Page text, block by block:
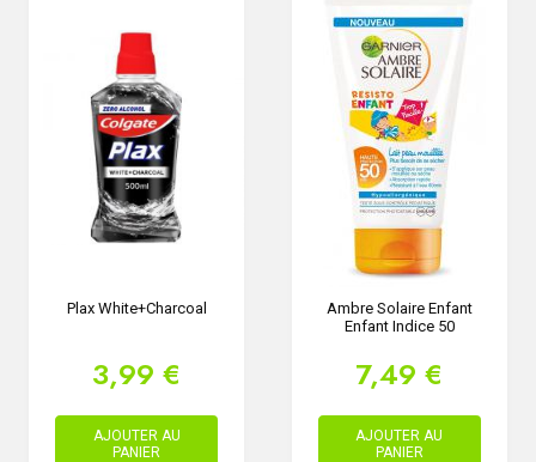
Plax White+Charcoal
3,99 €
AJOUTER AU
PANIER
Ambre Solaire Enfant
Enfant Indice 50
7,49 €
AJOUTER AU
PANIER